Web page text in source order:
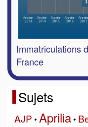
Immatriculations
France
Sujets
AJP • Aprilia•